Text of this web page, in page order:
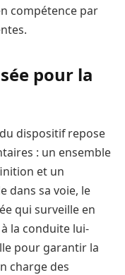
compétence par
pour la
dispositif repose
: un ensemble
et un
dans sa voie, le
qui surveille en
la conduite lui-
pour garantir la
charge des